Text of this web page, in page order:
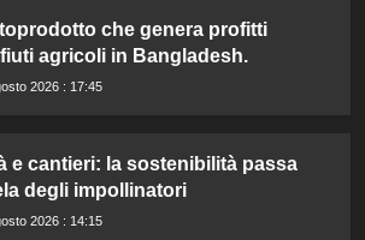
che genera profitti
agricoli in Bangladesh.
2026 : 17:45
e cantieri: la sostenibilità passa
degli impollinatori
2026 : 14:15